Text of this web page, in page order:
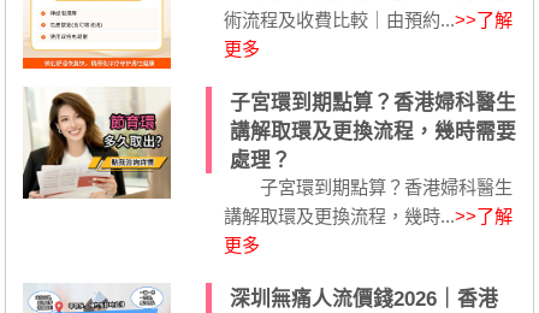
術流程及收費比較｜由預約...>>了解
更多
子宮環到期點算？香港婦科醫生
講解取環及更換流程，幾時需要
處理？
子宮環到期點算？香港婦科醫生
講解取環及更換流程，幾時...>>了解
更多
深圳無痛人流價錢2026｜香港